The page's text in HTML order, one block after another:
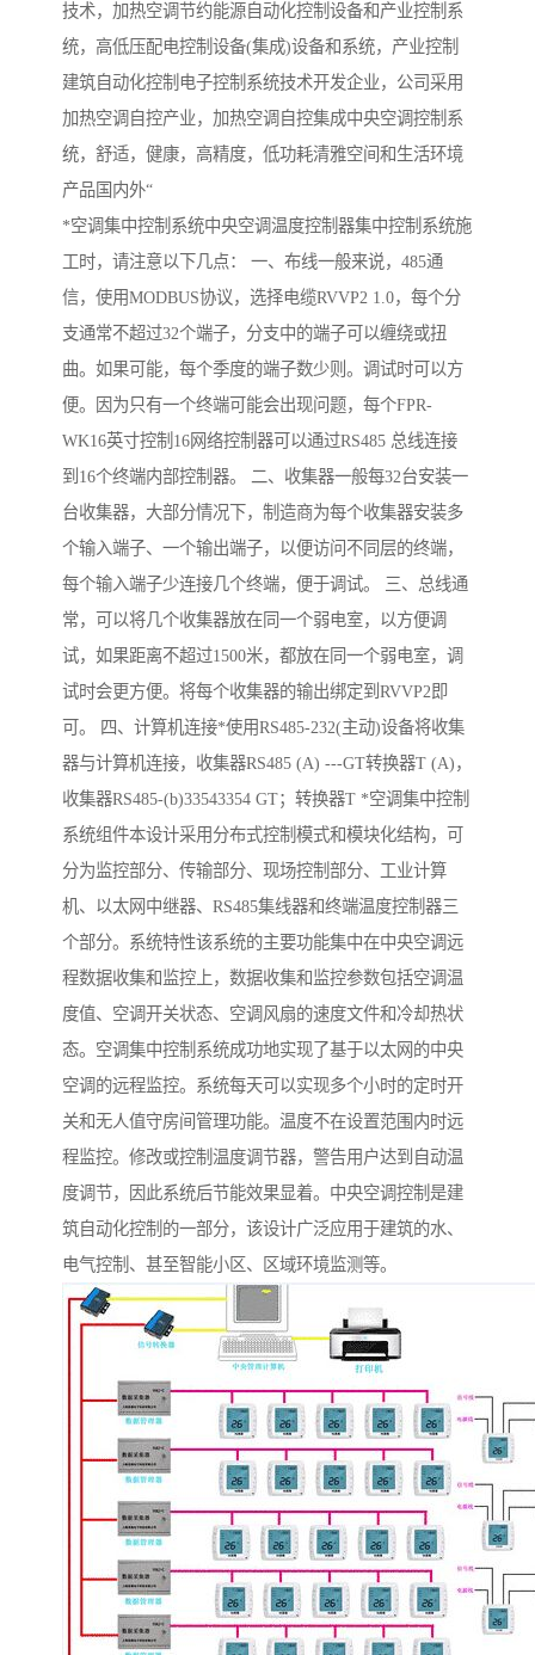
技术，加热空调节约能源自动化控制设备和产业控制系
统，高低压配电控制设备(集成)设备和系统，产业控制
建筑自动化控制电子控制系统技术开发企业，公司采用
加热空调自控产业，加热空调自控集成中央空调控制系
统，舒适，健康，高精度，低功耗清雅空间和生活环境
产品国内外“
*空调集中控制系统中央空调温度控制器集中控制系统施
工时，请注意以下几点： 一、布线一般来说，485通
信，使用MODBUS协议，选择电缆RVVP2 1.0，每个分
支通常不超过32个端子，分支中的端子可以缠绕或扭
曲。如果可能，每个季度的端子数少则。调试时可以方
便。因为只有一个终端可能会出现问题，每个FPR-
WK16英寸控制16网络控制器可以通过RS485 总线连接
到16个终端内部控制器。 二、收集器一般每32台安装一
台收集器，大部分情况下，制造商为每个收集器安装多
个输入端子、一个输出端子，以便访问不同层的终端，
每个输入端子少连接几个终端，便于调试。 三、总线通
常，可以将几个收集器放在同一个弱电室，以方便调
试，如果距离不超过1500米，都放在同一个弱电室，调
试时会更方便。将每个收集器的输出绑定到RVVP2即
可。 四、计算机连接*使用RS485-232(主动)设备将收集
器与计算机连接，收集器RS485 (A) ---GT转换器T (A)，
收集器RS485-(b)33543354 GT；转换器T *空调集中控制
系统组件本设计采用分布式控制模式和模块化结构，可
分为监控部分、传输部分、现场控制部分、工业计算
机、以太网中继器、RS485集线器和终端温度控制器三
个部分。系统特性该系统的主要功能集中在中央空调远
程数据收集和监控上，数据收集和监控参数包括空调温
度值、空调开关状态、空调风扇的速度文件和冷却热状
态。空调集中控制系统成功地实现了基于以太网的中央
空调的远程监控。系统每天可以实现多个小时的定时开
关和无人值守房间管理功能。温度不在设置范围内时远
程监控。修改或控制温度调节器，警告用户达到自动温
度调节，因此系统后节能效果显着。中央空调控制是建
筑自动化控制的一部分，该设计广泛应用于建筑的水、
电气控制、甚至智能小区、区域环境监测等。